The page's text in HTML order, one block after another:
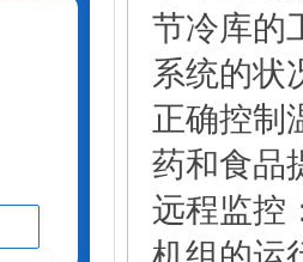
节冷库的
系统的状
正确控制
药和食品
远程监控